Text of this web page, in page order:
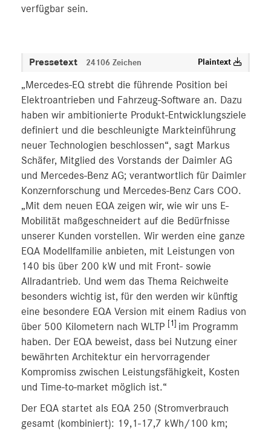
verfügbar sein.
Pressetext 24106 Zeichen Plaintext
„Mercedes-EQ strebt die führende Position bei
Elektroantrieben und Fahrzeug-Software an. Dazu
haben wir ambitionierte Produkt-Entwicklungsziele
definiert und die beschleunigte Markteinführung
neuer Technologien beschlossen“, sagt Markus
Schäfer, Mitglied des Vorstands der Daimler AG
und Mercedes-Benz AG; verantwortlich für Daimler
Konzernforschung und Mercedes-Benz Cars COO.
„Mit dem neuen EQA zeigen wir, wie wir uns E-
Mobilität maßgeschneidert auf die Bedürfnisse
unserer Kunden vorstellen. Wir werden eine ganze
EQA Modellfamilie anbieten, mit Leistungen von
140 bis über 200 kW und mit Front- sowie
Allradantrieb. Und wem das Thema Reichweite
besonders wichtig ist, für den werden wir künftig
eine besondere EQA Version mit einem Radius von
über 500 Kilometern nach WLTP
[1] im Programm
haben. Der EQA beweist, dass bei Nutzung einer
bewährten Architektur ein hervorragender
Kompromiss zwischen Leistungsfähigkeit, Kosten
und Time-to-market möglich ist.“
Der EQA startet als EQA 250 (Stromverbrauch
gesamt (kombiniert): 19,1-17,7 kWh/100 km;